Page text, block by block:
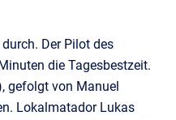
Der Pilot des
die Tagesbestzeit.
gefolgt von Manuel
Lokalmatador Lukas